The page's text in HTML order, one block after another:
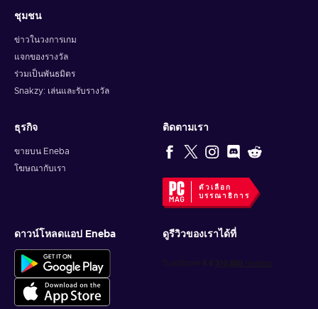
ชุมชน
ข่าวในวงการเกม
แจกของรางวัล
ร่วมเป็นพันธมิตร
Snakzy: เล่นและรับรางวัล
ธุรกิจ
ขายบน Eneba
โฆษณากับเรา
ติดตามเรา
ตัวเลือก
บรรณาธิการ
ดาวน์โหลดแอป Eneba ดูรีวิวของเราได้ที่